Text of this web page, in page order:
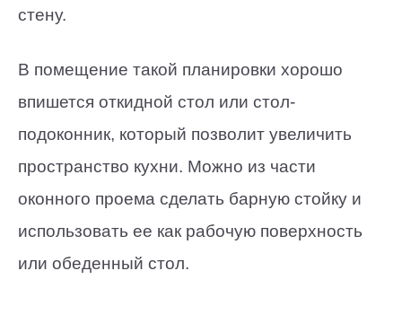
стену.
В помещение такой планировки хорошо
впишется откидной стол или стол-
подоконник, который позволит увеличить
пространство кухни. Можно из части
оконного проема сделать барную стойку и
использовать ее как рабочую поверхность
или обеденный стол.